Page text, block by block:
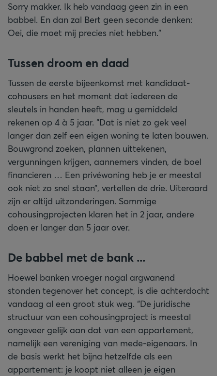
Sorry makker. Ik heb vandaag geen zin in een
babbel. En dan zal Bert geen seconde denken:
Oei, die moet mij precies niet hebben.”
Tussen droom en daad
Tussen de eerste bijeenkomst met kandidaat-
cohousers en het moment dat iedereen de
sleutels in handen heeft, mag u gemiddeld
rekenen op 4 à 5 jaar. “Dat is niet zo gek veel
langer dan zelf een eigen woning te laten bouwen.
Bouwgrond zoeken, plannen uittekenen,
vergunningen krijgen, aannemers vinden, de boel
financieren … Een privéwoning heb je er meestal
ook niet zo snel staan”, vertellen de drie. Uiteraard
zijn er altijd uitzonderingen. Sommige
cohousingprojecten klaren het in 2 jaar, andere
doen er langer dan 5 jaar over.
De babbel met de bank ...
Hoewel banken vroeger nogal argwanend
stonden tegenover het concept, is die achterdocht
vandaag al een groot stuk weg. “De juridische
structuur van een cohousingproject is meestal
ongeveer gelijk aan dat van een appartement,
namelijk een vereniging van mede-eigenaars. In
de basis werkt het bijna hetzelfde als een
appartement: je koopt niet alleen je eigen